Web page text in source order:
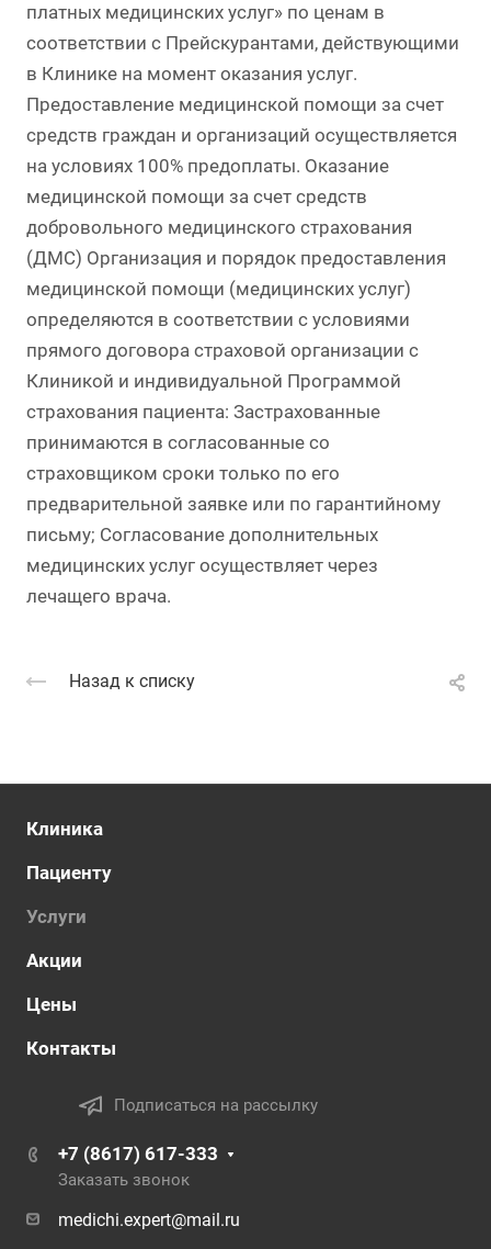
платных медицинских услуг» по ценам в
соответствии с Прейскурантами, действующими
в Клинике на момент оказания услуг.
Предоставление медицинской помощи за счет
средств граждан и организаций осуществляется
на условиях 100% предоплаты. Оказание
медицинской помощи за счет средств
добровольного медицинского страхования
(ДМС) Организация и порядок предоставления
медицинской помощи (медицинских услуг)
определяются в соответствии с условиями
прямого договора страховой организации с
Клиникой и индивидуальной Программой
страхования пациента: Застрахованные
принимаются в согласованные со
страховщиком сроки только по его
предварительной заявке или по гарантийному
письму; Согласование дополнительных
медицинских услуг осуществляет через
лечащего врача.
Назад к списку
Клиника
Пациенту
Услуги
Акции
Цены
Контакты
Подписаться на рассылку
+7 (8617) 617-333
Заказать звонок
medichi.expert@mail.ru